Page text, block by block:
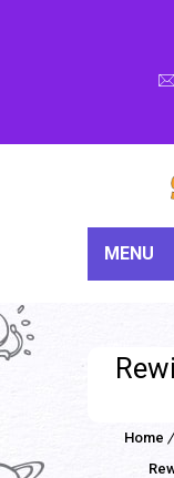
MENU
Home